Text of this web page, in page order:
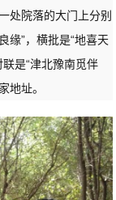
处院落的大门上分别
缘”，横批是“地喜天
联是“津北豫南觅伴
地址。